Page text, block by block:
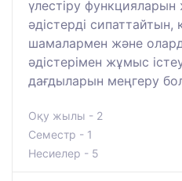
үлестіру
әдістерді сипаттайтын,
шамалармен және
әдістерімен жұмыс
дағдыларын меңгеру
Оқу жылы - 2
Семестр - 1
Несиелер - 5